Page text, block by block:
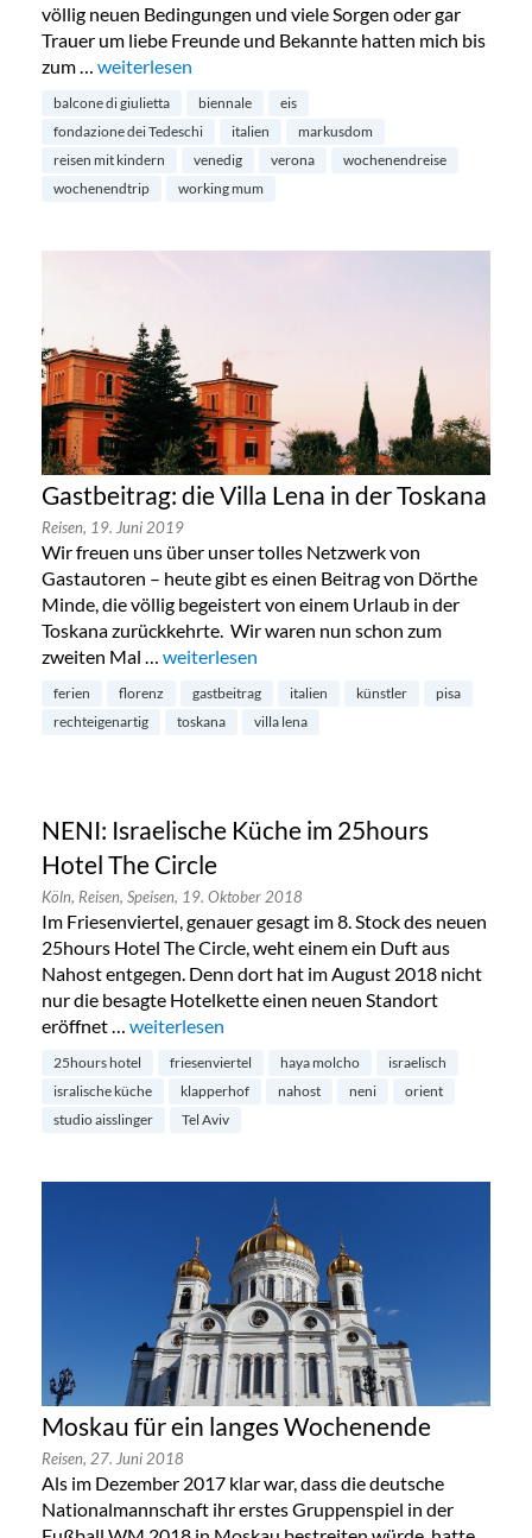
völlig neuen Bedingungen und viele Sorgen oder gar
Trauer um liebe Freunde und Bekannte hatten mich bis
zum … „Kurztrip: Venedig mit Kindern“
weiterlesen
balcone di giulietta biennale
eis
fondazione dei Tedeschi
italien
markusdom
reisen mit kindern
venedig verona
wochenendreise
wochenendtrip
working mum
Gastbeitrag: die Villa Lena in der Toskana
Reisen, 19. Juni 2019
Wir freuen uns über unser tolles Netzwerk von
Gastautoren – heute gibt es einen Beitrag von Dörthe
Minde, die völlig begeistert von einem Urlaub in der
Toskana zurückkehrte. Wir waren nun schon zum
zweiten Mal … „Gastbeitrag: die Villa Lena in der Toskana“
weiterlesen
ferien florenz gastbeitrag italien künstler
pisa
rechteigenartig
toskana villa lena
NENI: Israelische Küche im 25hours
Hotel The Circle
Köln, Reisen, Speisen, 19. Oktober 2018
Im Friesenviertel, genauer gesagt im 8. Stock des neuen
25hours Hotel The Circle, weht einem ein Duft aus
Nahost entgegen. Denn dort hat im August 2018 nicht
nur die besagte Hotelkette einen neuen Standort
eröffnet … „NENI: Israelische Küche im 25hours Hotel The
weiterlesen
25hours hotel friesenviertel haya molcho
israelisch
isralische küche
klapperhof nahost neni
orient
studio aisslinger
Tel Aviv
Moskau für ein langes Wochenende
Reisen, 27. Juni 2018
Als im Dezember 2017 klar war, dass die deutsche
Nationalmannschaft ihr erstes Gruppenspiel in der